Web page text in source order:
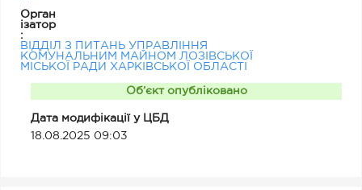
Орган
ізатор
:
ВІДДІЛ З ПИТАНЬ УПРАВЛІННЯ
КОМУНАЛЬНИМ МАЙНОМ ЛОЗІВСЬКОЇ
МІСЬКОЇ РАДИ ХАРКІВСЬКОЇ ОБЛАСТІ
Об’єкт опубліковано
Дата модифікації у ЦБД
18.08.2025 09:03